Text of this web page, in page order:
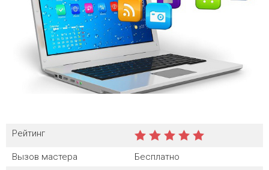
Рейтинг
Вызов мастера
Бесплатно